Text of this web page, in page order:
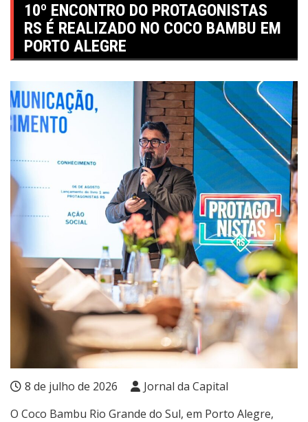
10º ENCONTRO DO PROTAGONISTAS
RS É REALIZADO NO COCO BAMBU EM
PORTO ALEGRE
8 de julho de 2026
Jornal da Capital
O Coco Bambu Rio Grande do Sul, em Porto Alegre,